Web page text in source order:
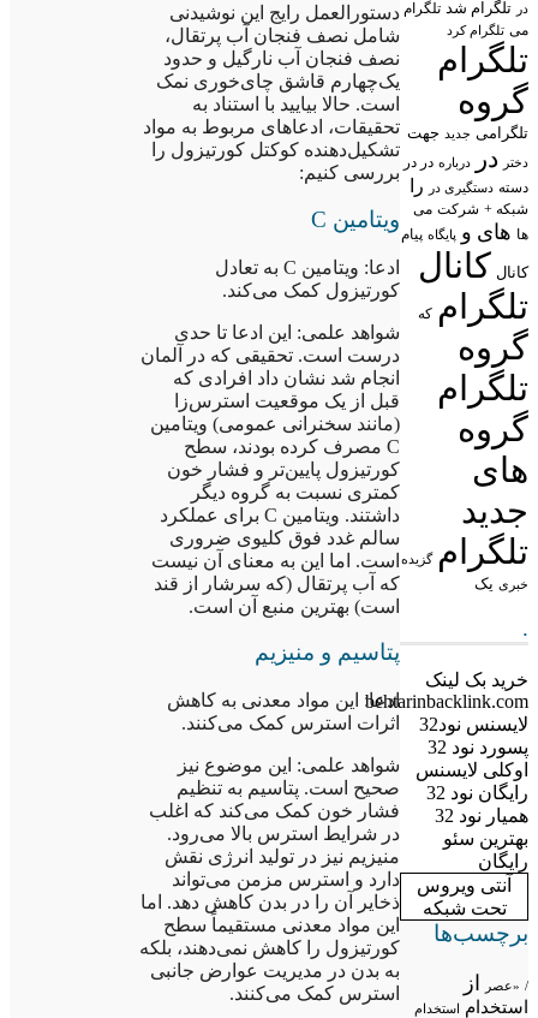
در تلگرام شد تلگرام
می تلگرام کرد
تلگرام
گروه
تلگرامی جدید جهت
دختر در درباره در در
دسته دستگیری در را
شبکه + شرکت می
ها های و پایگاه پیام
کانال کانال
تلگرام که
گروه
تلگرام
گروه
های
جدید
تلگرام گزیده
خبری یک
.
خرید بک لینک
behtarinbacklink.com
لایسنس نود32
پسورد نود 32
اوکلی لایسنس
رایگان نود 32
همیار نود 32
بهترین سئو
رایگان
آنتی ویروس
تحت شبکه
دستورالعمل رایج این نوشیدنی
شامل نصف فنجان آب پرتقال،
نصف فنجان آب نارگیل و حدود
یک‌چهارم قاشق چای‌خوری نمک
است. حالا بیایید با استناد به
تحقیقات، ادعاهای مربوط به مواد
تشکیل‌دهنده کوکتل کورتیزول را
بررسی کنیم:
ویتامین C
ادعا: ویتامین C به تعادل
کورتیزول کمک می‌کند.
شواهد علمی: این ادعا تا حدی
درست است. تحقیقی که در آلمان
انجام شد نشان داد افرادی که
قبل از یک موقعیت استرس‌زا
(مانند سخنرانی عمومی) ویتامین
C مصرف کرده بودند، سطح
کورتیزول پایین‌تر و فشار خون
کمتری نسبت به گروه دیگر
داشتند. ویتامین C برای عملکرد
سالم غدد فوق کلیوی ضروری
است. اما این به معنای آن نیست
که آب پرتقال (که سرشار از قند
است) بهترین منبع آن است.
پتاسیم و منیزیم
ادعا: این مواد معدنی به کاهش
اثرات استرس کمک می‌کنند.
شواهد علمی: این موضوع نیز
صحیح است. پتاسیم به تنظیم
فشار خون کمک می‌کند که اغلب
در شرایط استرس بالا می‌رود.
منیزیم نیز در تولید انرژی نقش
دارد و استرس مزمن می‌تواند
ذخایر آن را در بدن کاهش دهد. اما
این مواد معدنی مستقیماً سطح
کورتیزول را کاهش نمی‌دهند، بلکه
به بدن در مدیریت عوارض جانبی
استرس کمک می‌کنند.
برچسب‌ها
/ «عصر از
استخدام استخدام